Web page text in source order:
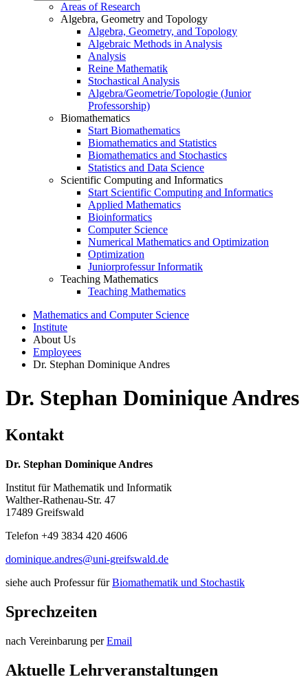
Areas of Research
Algebra, Geometry and Topology
Algebra, Geometry, and Topology
Algebraic Methods in Analysis
Analysis
Reine Mathematik
Stochastical Analysis
Algebra/Geometrie/Topologie (Junior
Professorship)
Biomathematics
Start Biomathematics
Biomathematics and Statistics
Biomathematics and Stochastics
Statistics and Data Science
Scientific Computing and Informatics
Start Scientific Computing and Informatics
Applied Mathematics
Bioinformatics
Computer Science
Numerical Mathematics and Optimization
Optimization
Juniorprofessur Informatik
Teaching Mathematics
Teaching Mathematics
Mathematics and Computer Science
Institute
About Us
Employees
Dr. Stephan Dominique Andres
Dr. Stephan Dominique Andres
Kontakt
Dr. Stephan Dominique Andres
Institut für Mathematik und Informatik
Walther-Rathenau-Str. 47
17489 Greifswald
Telefon +49 3834 420 4606
dominique.andres@uni-greifswald.de
siehe auch Professur fürBiomathematik und Stochastik
Sprechzeiten
nach Vereinbarung perEmail
Aktuelle Lehrveranstaltungen